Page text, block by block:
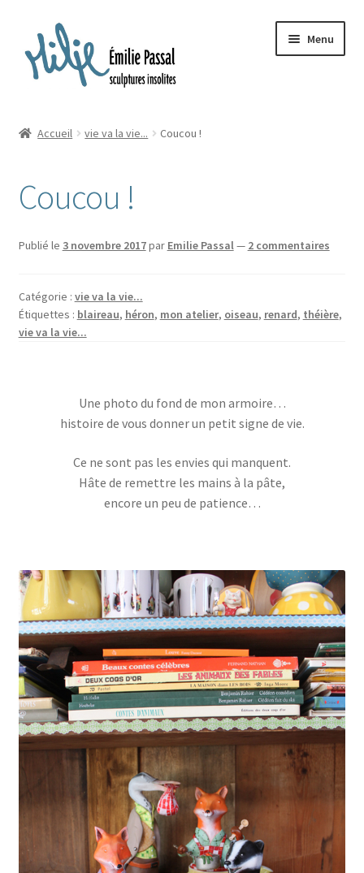
Aller
Aller
au
contenu
Menu
Blog
La ménagerie
le
menu
Sur mesure
Ouvrir
Accueil vie va la vie... Coucou !
Coucou !
Publié le 3 novembre 2017par Emilie Passal— 2 commentaires
Catégorie : vie va la vie...
Étiquettes : blaireau, héron, mon atelier, oiseau, renard, théière,
vie va la vie...
Une photo du fond de mon armoire…
histoire de vous donner un petit signe de vie.
Ce ne sont pas les envies qui manquent.
Hâte de remettre les mains à la pâte,
encore un peu de patience…